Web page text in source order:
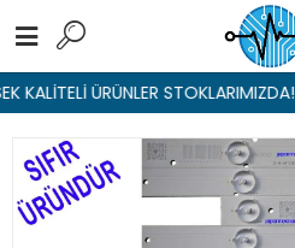
KALİTELİ ÜRÜNLER STOKLARIMIZDA!...